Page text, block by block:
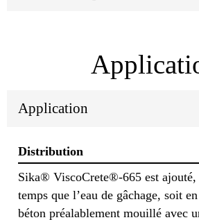
Application
Distribution
Sika® ViscoCrete®-665 est ajouté,
temps que l’eau de gâchage, soit
béton préalablement mouillé avec